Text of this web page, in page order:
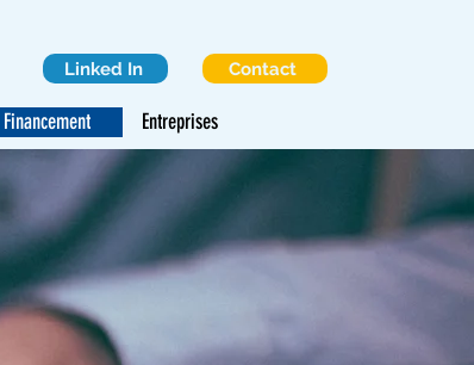
Linked In Contact
Financement Entreprises